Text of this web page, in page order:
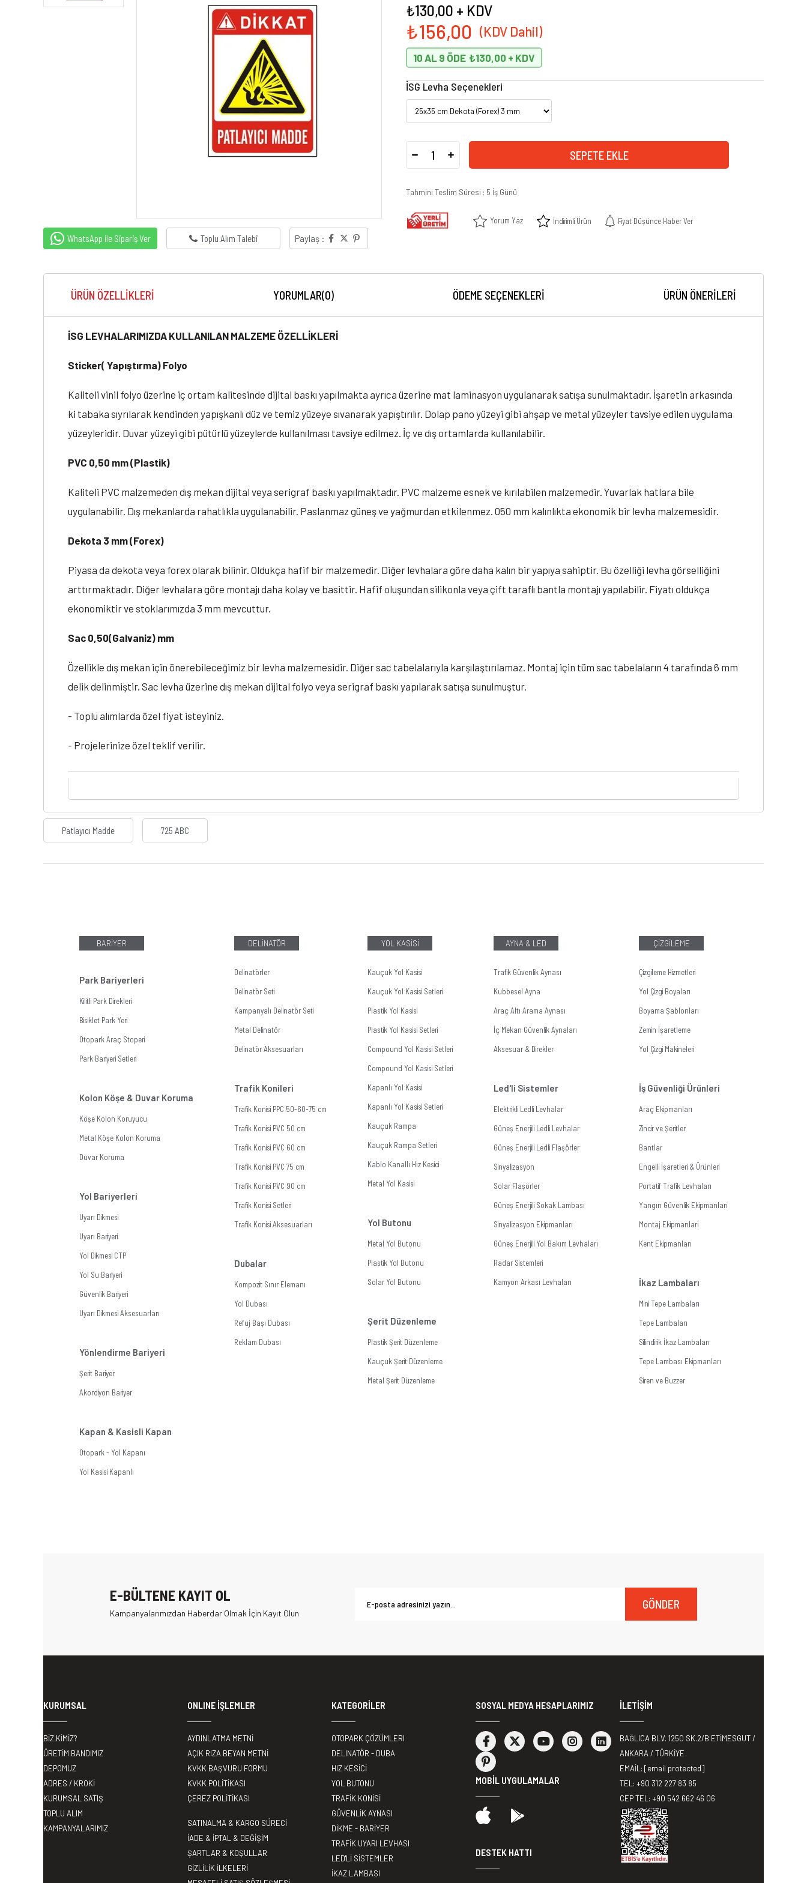
WhatsApp ile Sipariş Ver Toplu Alım Talebi Paylaş :
₺156,00
₺130,00 + KDV
10 AL 9 ÖDE ₺130,00
İSG Levha Seçenekleri
Tahmini Teslim Süresi : 5 İş Günü
Yorum Yaz İndirimli Ürün Fiyat Düşünce Haber Ver
ÜRÜN ÖZELLIKLERI YORUMLAR(0) ÖDEME SEÇENEKLERI ÜRÜN ÖNERILERI
İSG LEVHALARIMIZDA KULLANILAN MALZEME ÖZELLİKLERİ
Sticker( Yapıştırma) Folyo
Kaliteli vinil folyo üzerine iç ortam kalitesinde dijital baskı yapılmakta ayrıca üzerine mat laminasyon uygulanarak satışa sunulmaktadır. İşaretin arkasında
ki tabaka sıyrılarak kendinden yapışkanlı düz ve temiz yüzeye sıvanarak yapıştırılır. Dolap pano yüzeyi gibi ahşap ve metal yüzeyler tavsiye edilen uygulama
yüzeyleridir. Duvar yüzeyi gibi pütürlü yüzeylerde kullanılması tavsiye edilmez. İç ve dış ortamlarda kullanılabilir.
PVC 0,50 mm (Plastik)
Kaliteli PVC malzemeden dış mekan dijital veya serigraf baskı yapılmaktadır. PVC malzeme esnek ve kırılabilen malzemedir. Yuvarlak hatlara bile
uygulanabilir. Dış mekanlarda rahatlıkla uygulanabilir. Paslanmaz güneş ve yağmurdan etkilenmez. 050 mm kalınlıkta ekonomik bir levha malzemesidir.
Dekota 3 mm (Forex)
Piyasa da dekota veya forex olarak bilinir. Oldukça hafif bir malzemedir. Diğer levhalara göre daha kalın bir yapıya sahiptir. Bu özelliği levha görselliğini
arttırmaktadır. Diğer levhalara göre montajı daha kolay ve basittir. Hafif oluşundan silikonla veya çift taraflı bantla montajı yapılabilir. Fiyatı oldukça
ekonomiktir ve stoklarımızda 3 mm mevcuttur.
Sac 0,50(Galvaniz) mm
Özellikle dış mekan için önerebileceğimiz bir levha malzemesidir. Diğer sac tabelalarıyla karşılaştırılamaz. Montaj için tüm sac tabelaların 4 tarafında 6 mm
delik delinmiştir. Sac levha üzerine dış mekan dijital folyo veya serigraf baskı yapılarak satışa sunulmuştur.
- Toplu alımlarda özel fiyat isteyiniz.
- Projelerinize özel teklif verilir.
Patlayıcı Madde 725 ABC
BARİYER
Park Bariyerleri
Kilitli Park Direkleri
Bisiklet Park Yeri
Otopark Araç Stoperi
Park Bariyeri Setleri
Kolon Köşe & Duvar Koruma
Köşe Kolon Koruyucu
Metal Köşe Kolon Koruma
Duvar Koruma
Yol Bariyerleri
Uyarı Dikmesi
Uyarı Bariyeri
Yol Dikmesi CTP
Yol Su Bariyeri
Güvenlik Bariyeri
Uyarı Dikmesi Aksesuarları
Yönlendirme Bariyeri
Şerit Bariyer
Akordiyon Bariyer
Kapan & Kasisli Kapan
Otopark - Yol Kapanı
Yol Kasisi Kapanlı
DELİNATÖR
Delinatörler
Delinatör Seti
Kampanyalı Delinatör Seti
Metal Delinatör
Delinatör Aksesuarları
Trafik Konileri
Trafik Konisi PPC 50-60-75 cm
Trafik Konisi PVC 50 cm
Trafik Konisi PVC 60 cm
Trafik Konisi PVC 75 cm
Trafik Konisi PVC 90 cm
Trafik Konisi Setleri
Trafik Konisi Aksesuarları
Dubalar
Kompozit Sınır Elemanı
Yol Dubası
Refuj Başı Dubası
Reklam Dubası
YOL KASİSİ
Kauçuk Yol Kasisi
Kauçuk Yol Kasisi Setleri
Plastik Yol Kasisi
Plastik Yol Kasisi Setleri
Compound Yol Kasisi Setleri
Compound Yol Kasisi Setleri
Kapanlı Yol Kasisi
Kapanlı Yol Kasisi Setleri
Kauçuk Rampa
Kauçuk Rampa Setleri
Kablo Kanallı Hız Kesici
Metal Yol Kasisi
Yol Butonu
Metal Yol Butonu
Plastik Yol Butonu
Solar Yol Butonu
Şerit Düzenleme
Plastik Şerit Düzenleme
Kauçuk Şerit Düzenleme
Metal Şerit Düzenleme
AYNA & LED
Trafik Güvenlik Aynası
Kubbesel Ayna
Araç Altı Arama Aynası
İç Mekan Güvenlik Aynaları
Aksesuar & Direkler
Led'li Sistemler
Elektrikli Ledli Levhalar
Güneş Enerjili Ledli Levhalar
Güneş Enerjili Ledli Flaşörler
Sinyalizasyon
Solar Flaşörler
Güneş Enerjili Sokak Lambası
Sinyalizasyon Ekipmanları
Güneş Enerjili Yol Bakım Levhaları
Radar Sistemleri
Kamyon Arkası Levhaları
ÇİZGİLEME
Çizgileme Hizmetleri
Yol Çizgi Boyaları
Boyama Şablonları
Zemin İşaretleme
Yol Çizgi Makineleri
İş Güvenliği Ürünleri
Araç Ekipmanları
Zincir ve Şeritler
Bantlar
Engelli İşaretleri & Ürünleri
Portatif Trafik Levhaları
Yangın Güvenlik Ekipmanları
Montaj Ekipmanları
Kent Ekipmanları
İkaz Lambaları
Mini Tepe Lambaları
Tepe Lambaları
Silindirik İkaz Lambaları
Tepe Lambası Ekipmanları
Siren ve Buzzer
E-BÜLTENE KAYIT OL
Kampanyalarımızdan Haberdar Olmak İçin Kayıt Olun
GÖNDER
KURUMSAL
BİZ KİMİZ?
ÜRETİM BANDIMIZ
DEPOMUZ
ADRES / KROKİ
KURUMSAL SATIŞ
TOPLU ALIM
KAMPANYALARIMIZ
ONLINE İŞLEMLER
AYDINLATMA METNİ
AÇIK RIZA BEYAN METNİ
KVKK BAŞVURU FORMU
KVKK POLİTİKASI
ÇEREZ POLİTİKASI
SATINALMA & KARGO SÜRECİ
İADE & İPTAL & DEĞİŞİM
ŞARTLAR & KOŞULLAR
GİZLİLİK İLKELERİ
KATEGORİLER
OTOPARK ÇÖZÜMLERI
DELINATÖR - DUBA
HIZ KESİCİ
YOL BUTONU
TRAFİK KONİSİ
GÜVENLİK AYNASI
DİKME - BARİYER
TRAFİK UYARI LEVHASI
LED'Lİ SİSTEMLER
İKAZ LAMBASI
SOSYAL MEDYA HESAPLARIMIZ
MOBİL UYGULAMALAR
DESTEK HATTI
İLETİŞİM
BAĞLICA BLV. 1250 SK.2/B ETİMESGUT /
ANKARA / TÜRKİYE
EMAİL: [email protected]
TEL: +90 312 227 83 85
CEP TEL: +90 542 662 46 06